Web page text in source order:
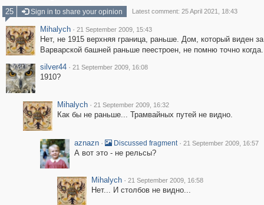
25
Sign in to share your opinion Latest comment: 25 April 2021, 18:43
Mihalych · 21 September 2009, 15:43
Нет, не 1915 верхняя граница, раньше. Дом, который виден за
Варварской башней раньше пеестроен, не помню точно
silver44 · 21 September 2009, 16:08
1910?
Mihalych · 21 September 2009, 16:32
Как бы не раньше... Трамвайных путей не видно.
aznazn · Discussed fragment · 21 September 2009, 16:57
А вот это - не рельсы?
Mihalych · 21 September 2009, 16:58
Нет... И столбов не видно...